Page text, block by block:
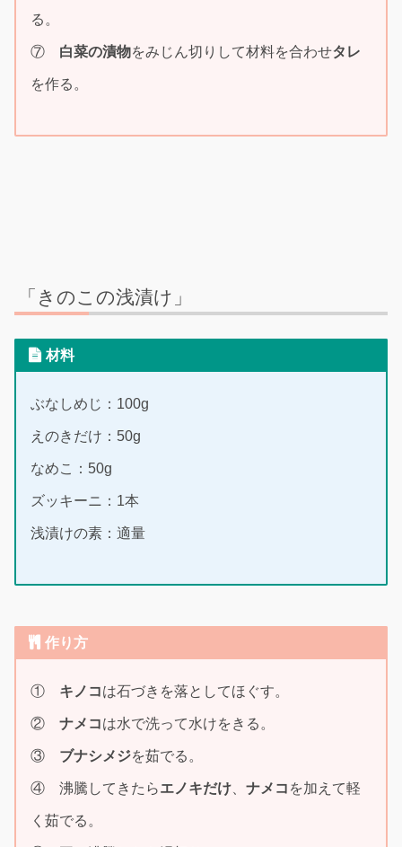
る。
⑦ 白菜の漬物をみじん切りして材料を合わせタレ
を作る。
「きのこの浅漬け」
材料
ぶなしめじ：100g
えのきだけ：50g
なめこ：50g
ズッキーニ：1本
浅漬けの素：適量
作り方
① キノコは石づきを落としてほぐす。
② ナメコは水で洗って水けをきる。
③ ブナシメジを茹でる。
④ 沸騰してきたらエノキだけ ナメコ を加えて軽
く茹でる。